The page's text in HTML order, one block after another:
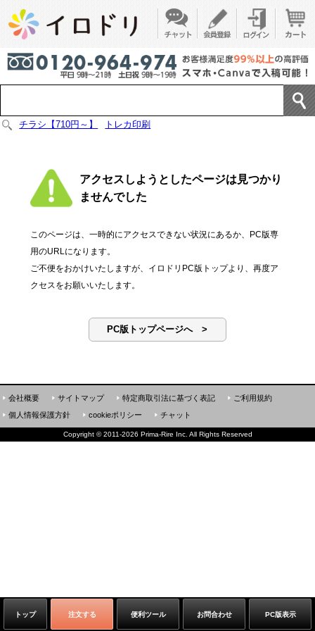
チラシ【710円～】 トレカ印刷
アクセスしようとしたページは見つかり
ませんでした
このページは、一時的にアクセスできない状況にあるか、PC版専
用のURLになります。
ご不便をおかけいたしますが、イロドリPC版トップより、再度ア
クセスをお願いいたします。
PC版トップページへ >
トップ 注文する 便利ツール お問合わせ PC版表示
会社概要 サイトマップ 特定商取引法に基づく表記
ご利用規約
個人情報保護方針
cookieポリシー チャット
Copyright ©2011-2026 Prima-Rire Inc. All Rights Reserved